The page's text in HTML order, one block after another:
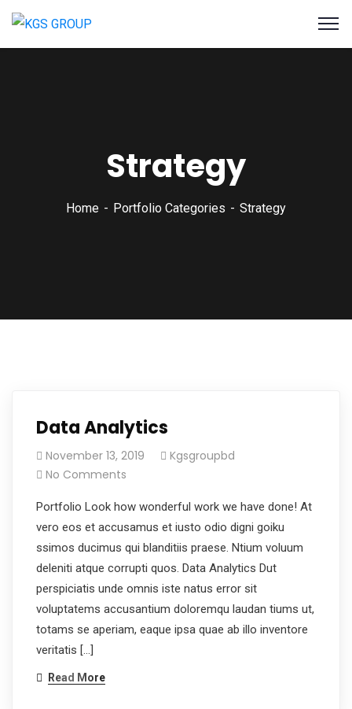
Strategy
Home Portfolio Categories Strategy
Data Analytics
November 13, 2019
Kgsgroupbd
No Comments
Portfolio Look how wonderful work we have done! At
vero eos et accusamus et iusto odio digni goiku
ssimos ducimus qui blanditiis praese. Ntium voluum
deleniti atque corrupti quos. Data Analytics Dut
perspiciatis unde omnis iste natus error sit
voluptatems accusantium doloremqu laudan tiums ut,
totams se aperiam, eaque ipsa quae ab illo inventore
veritatis […]
Read More